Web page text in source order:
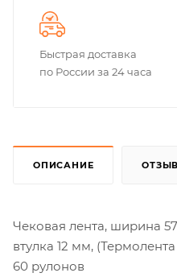
Быстрая доставка
по России за 24 часа
ОПИСАНИЕ
Чековая лента, ширина
втулка 12 мм,
60 рулонов